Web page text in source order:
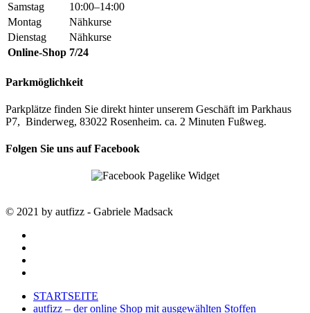
Samstag
10:00–14:00
Montag
Nähkurse
Dienstag
Nähkurse
Online-Shop 7/24
Parkmöglichkeit
Parkplätze finden Sie direkt hinter unserem Geschäft im Parkhaus
P7, Binderweg, 83022 Rosenheim. ca. 2 Minuten Fußweg.
Folgen Sie uns auf Facebook
© 2021 by autfizz - Gabriele Madsack
Close
Menu
STARTSEITE
autfizz – der online Shop mit ausgewählten Stoffen